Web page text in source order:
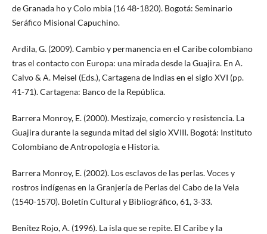
de Granada ho y Colo mbia (16 48-1820). Bogotá: Seminario
Seráfico Misional Capuchino.
Ardila, G. (2009). Cambio y permanencia en el Caribe colombiano
tras el contacto con Europa: una mirada desde la Guajira. En A.
Calvo & A. Meisel (Eds.), Cartagena de Indias en el siglo XVI (pp.
41-71). Cartagena: Banco de la República.
Barrera Monroy, E. (2000). Mestizaje, comercio y resistencia. La
Guajira durante la segunda mitad del siglo XVIII. Bogotá: Instituto
Colombiano de Antropología e Historia.
Barrera Monroy, E. (2002). Los esclavos de las perlas. Voces y
rostros indígenas en la Granjería de Perlas del Cabo de la Vela
(1540-1570). Boletín Cultural y Bibliográfico, 61, 3-33.
Benítez Rojo, A. (1996). La isla que se repite. El Caribe y la